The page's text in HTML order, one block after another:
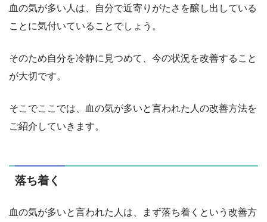
血の気が多い人は、自分で近寄りがたさを醸し出している
ことに気付いていることでしょう。
そのため自分を冷静に見つめて、今の状況を改善すること
が大切です。
そこでここでは、血の気が多いと言われた人の改善方法を
ご紹介していきます。
落ち着く
血の気が多いと言われた人は、まず落ち着くという改善方